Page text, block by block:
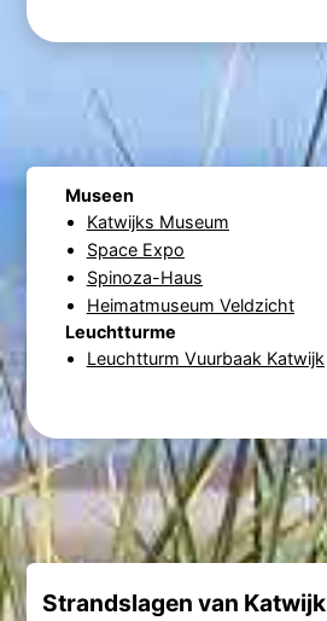
Museen
Katwijks Museum
Space Expo
Spinoza-Haus
Heimatmuseum Veldzicht
Leuchtturme
Leuchtturm Vuurbaak Katwijk
Strandslagen van Katwijk